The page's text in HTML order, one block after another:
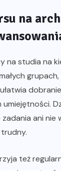
na
na studia na
ani
też